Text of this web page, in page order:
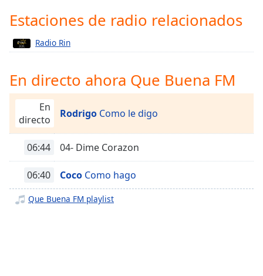
Playback
Chapters
Descriptions
descriptions
off,
selected
Subtitles
subtitles
Estaciones de radio relacionados
Radio Rin
En directo ahora Que Buena FM
En
directo
Rodrigo Como le digo
06:44 04- Dime Corazon
06:40 Coco Como hago
Que Buena FM playlist